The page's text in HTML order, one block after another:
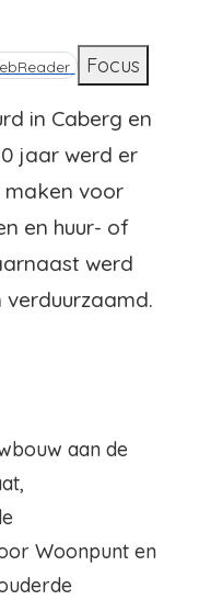
Focus
in Caberg en
jaar werd er
voor
en huur- of
werd
aan de
Woonpunt en